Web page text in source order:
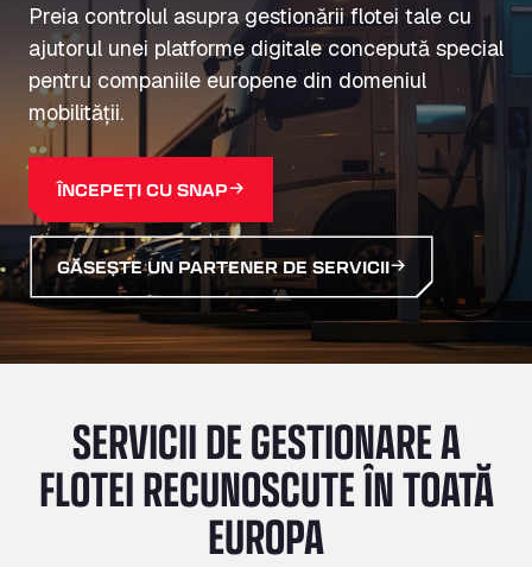
Preia controlul asupra gestionării flotei tale cu
ajutorul unei platforme digitale concepută special
pentru companiile europene din domeniul
mobilității.
ÎNCEPEȚI CU SNAP
GĂSEȘTE UN PARTENER DE SERVICII
SERVICII DE GESTIONARE A
FLOTEI RECUNOSCUTE ÎN TOATĂ
EUROPA